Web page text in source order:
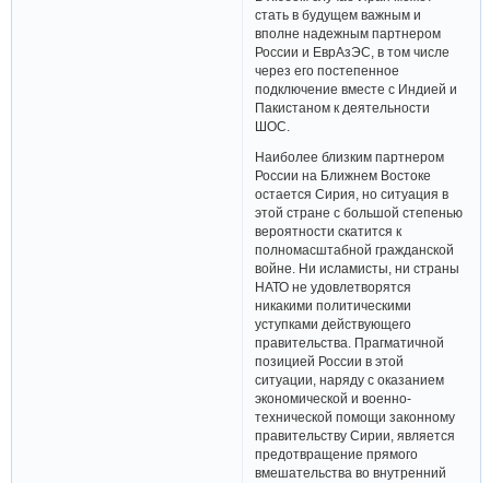
стать в будущем важным и
вполне надежным партнером
России и ЕврАзЭС, в том числе
через его постепенное
подключение вместе с Индией и
Пакистаном к деятельности
ШОС.
Наиболее близким партнером
России на Ближнем Востоке
остается Сирия, но ситуация в
этой стране с большой степенью
вероятности скатится к
полномасштабной гражданской
войне. Ни исламисты, ни страны
НАТО не удовлетворятся
никакими политическими
уступками действующего
правительства. Прагматичной
позицией России в этой
ситуации, наряду с оказанием
экономической и военно-
технической помощи законному
правительству Сирии, является
предотвращение прямого
вмешательства во внутренний